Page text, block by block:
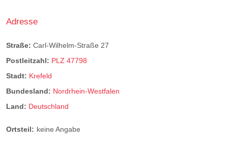
Adresse
Straße: Carl-Wilhelm-Straße 27
Postleitzahl: PLZ 47798
Stadt: Krefeld
Bundesland: Nordrhein-Westfalen
Land: Deutschland
Ortsteil: keine Angabe